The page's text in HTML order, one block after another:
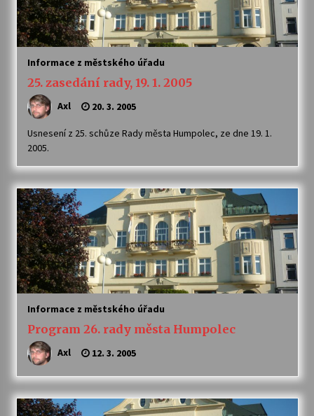
Petr Adamec – Malovaný svět
30. 6. 2026
Informace z městského úřadu
25. zasedání rady, 19. 1. 2005
Axl 20. 3. 2005
Usnesení z 25. schůze Rady města Humpolec, ze dne 19. 1.
2005.
Informace z městského úřadu
Program 26. rady města Humpolec
Axl 12. 3. 2005